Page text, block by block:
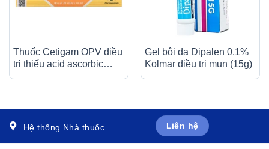
Thuốc Cetigam OPV điều
trị thiếu acid ascorbic
Gel bôi da Dipalen 0,1%
Kolmar điều trị mụn (15g)
Hệ thống Nhà thuốc Liên hệ